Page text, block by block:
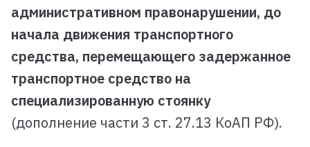
административном правонарушении, до
начала движения транспортного
средства, перемещающего задержанное
транспортное средство на
специализированную стоянку
(дополнение части 3 ст. 27.13 КоАП РФ).